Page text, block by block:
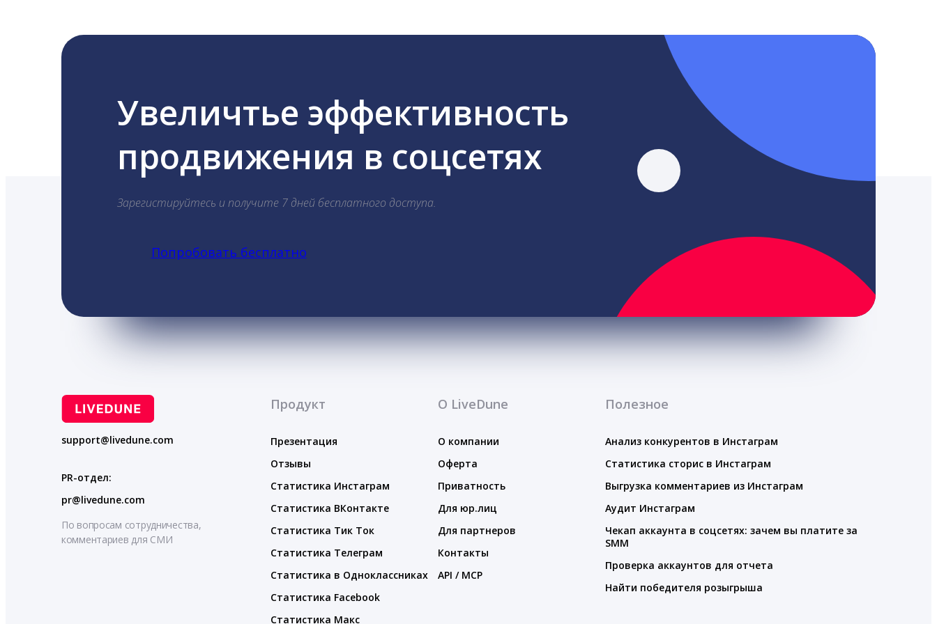
Увеличтье эффективность
продвижения в соцсетях
Зарегистируйтесь и получите 7 дней бесплатного доступа.
Попробовать бесплатно
support@livedune.com
PR-отдел:
pr@livedune.com
По вопросам сотрудничества,
комментариев для СМИ
Продукт
Презентация
Отзывы
Статистика Инстаграм
Статистика ВКонтакте
Статистика Тик Ток
Статистика Телеграм
Статистика в Одноклассниках
Статистика Facebook
Статистика Макс
О LiveDune
О компании
Оферта
Приватность
Для юр.лиц
Для партнеров
Контакты
API / MCP
Полезное
Анализ конкурентов в Инстаграм
Статистика сторис в Инстаграм
Выгрузка комментариев из Инстаграм
Аудит Инстаграм
Чекап аккаунта в соцсетях: зачем вы платите за
SMM
Проверка аккаунтов для отчета
Найти победителя розыгрыша